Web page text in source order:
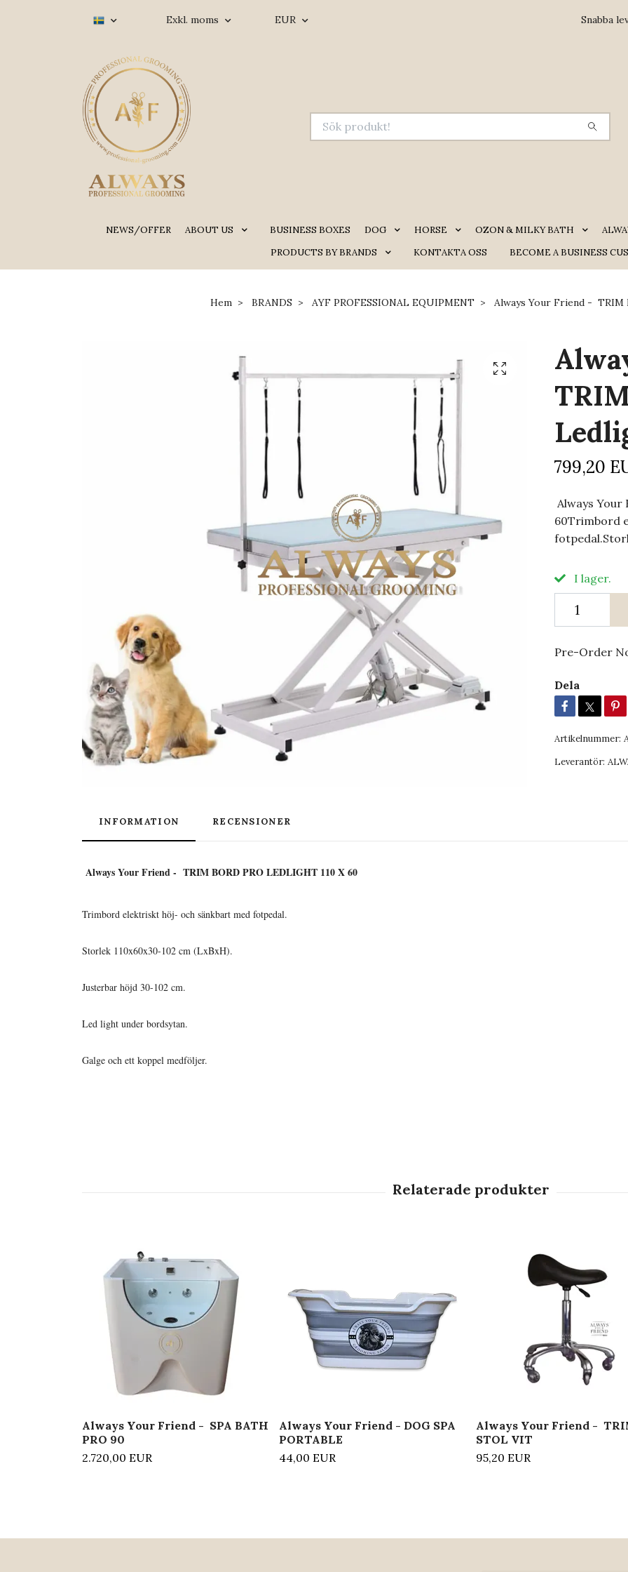
Exkl. moms EUR Snabba
NEWS/OFFER ABOUT US BUSINESS BOXES DOG HORSE OZON & MILKY BATH
PRODUCTS BY BRANDS
KONTAKTA OSS BECOME A BUSINESS
Hem BRANDS AYF PROFESSIONAL EQUIPMENT Always Your Friend - TRIM
799,20
Always Your
60Trimbord
I lager.
Pre-Order
Dela
Artikelnummer:
Leverantör:
INFORMATION RECENSIONER
Always Your Friend - TRIM BORD PRO LEDLIGHT 110 X 60
Trimbord elektriskt höj- och sänkbart med fotpedal.
Storlek 110x60x30-102 cm (LxBxH).
Justerbar höjd 30-102 cm.
Led light under bordsytan.
Galge och ett koppel medföljer.
Always Your Friend - SPA BATH
PRO 90
2.720,00 EUR
Always Your Friend - DOG SPA
PORTABLE
44,00 EUR
Always Your Friend -
STOL VIT
95,20 EUR